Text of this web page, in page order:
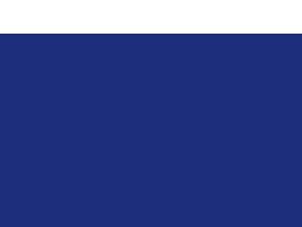
SMA Male